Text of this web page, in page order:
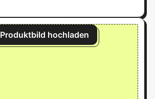
Produktbild hochladen